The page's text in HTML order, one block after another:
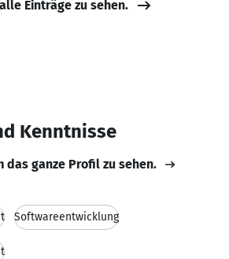
Einträge zu sehen.
Kenntnisse
das ganze Profil zu sehen.
Softwareentwicklung